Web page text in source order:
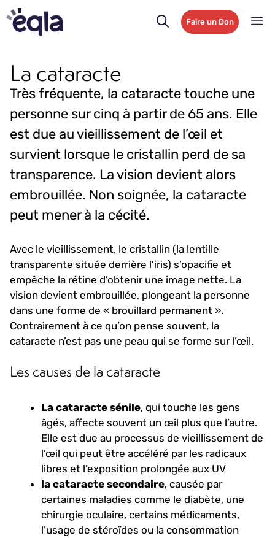
Faire un Don
La cataracte
Très fréquente, la cataracte touche une
personne sur cinq à partir de 65 ans. Elle
est due au vieillissement de l’œil et
survient lorsque le cristallin perd de sa
transparence. La vision devient alors
embrouillée. Non soignée, la cataracte
peut mener à la cécité.
Avec le vieillissement, le cristallin (la lentille
transparente située derrière l’iris) s’opacifie et
empêche la rétine d’obtenir une image nette. La
vision devient embrouillée, plongeant la personne
dans une forme de « brouillard permanent ».
Contrairement à ce qu’on pense souvent, la
cataracte n’est pas une peau qui se forme sur l’œil.
Les causes de la cataracte
La cataracte sénile, qui touche les gens
âgés, affecte souvent un œil plus que l’autre.
Elle est due au processus de vieillissement de
l’œil qui peut être accéléré par les radicaux
libres et l’exposition prolongée aux UV
la cataracte secondaire, causée par
certaines maladies comme le diabète, une
chirurgie oculaire, certains médicaments,
l’usage de stéroïdes ou la consommation